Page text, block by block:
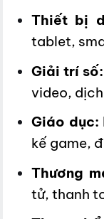
Thiết bị
tablet,
Giải trí số:
video, dịch
Giáo dục:
kế game,
Thương
tử, thanh